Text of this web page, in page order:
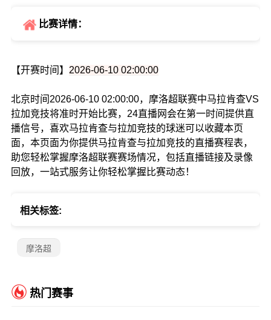
比赛详情：
【开赛时间】 2026-06-10 02:00:00
北京时间2026-06-10 02:00:00，摩洛超联赛中马拉肯查VS
拉加竞技将准时开始比赛，24直播网会在第一时间提供直
播信号，喜欢马拉肯查与拉加竞技的球迷可以收藏本页
面，本页面为你提供马拉肯查与拉加竞技的直播赛程表，
助您轻松掌握摩洛超联赛赛场情况，包括直播链接及录像
回放，一站式服务让你轻松掌握比赛动态！
相关标签:
摩洛超
热门赛事